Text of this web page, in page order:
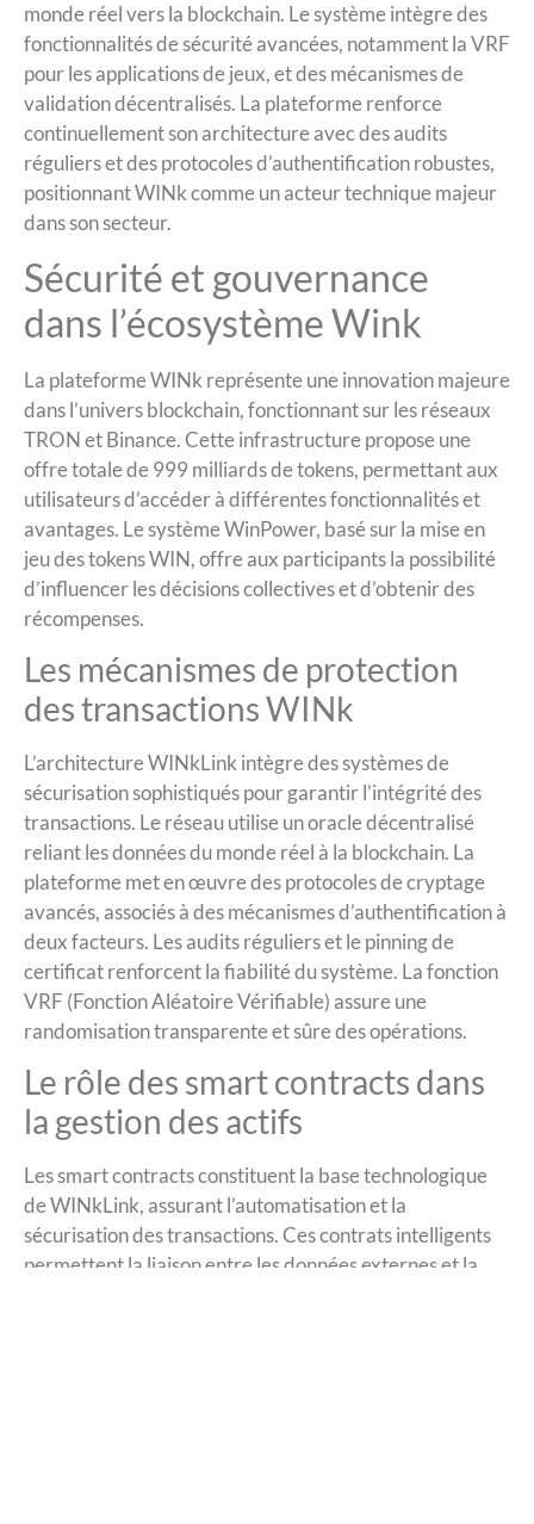
monde réel vers la blockchain. Le système intègre des
fonctionnalités de sécurité avancées, notamment la VRF
pour les applications de jeux, et des mécanismes de
validation décentralisés. La plateforme renforce
continuellement son architecture avec des audits
réguliers et des protocoles d’authentification robustes,
positionnant WINk comme un acteur technique majeur
dans son secteur.
Sécurité et gouvernance
dans l’écosystème Wink
La plateforme WINk représente une innovation majeure
dans l’univers blockchain, fonctionnant sur les réseaux
TRON et Binance. Cette infrastructure propose une
offre totale de 999 milliards de tokens, permettant aux
utilisateurs d’accéder à différentes fonctionnalités et
avantages. Le système WinPower, basé sur la mise en
jeu des tokens WIN, offre aux participants la possibilité
d’influencer les décisions collectives et d’obtenir des
récompenses.
Les mécanismes de protection
des transactions WINk
L’architecture WINkLink intègre des systèmes de
sécurisation sophistiqués pour garantir l’intégrité des
transactions. Le réseau utilise un oracle décentralisé
reliant les données du monde réel à la blockchain. La
plateforme met en œuvre des protocoles de cryptage
avancés, associés à des mécanismes d’authentification à
deux facteurs. Les audits réguliers et le pinning de
certificat renforcent la fiabilité du système. La fonction
VRF (Fonction Aléatoire Vérifiable) assure une
randomisation transparente et sûre des opérations.
Le rôle des smart contracts dans
la gestion des actifs
Les smart contracts constituent la base technologique
de WINkLink, assurant l’automatisation et la
sécurisation des transactions. Ces contrats intelligents
permettent la liaison entre les données externes et la